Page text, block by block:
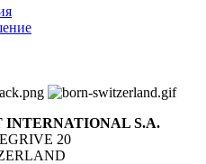
INTERNATIONAL S.A.
20